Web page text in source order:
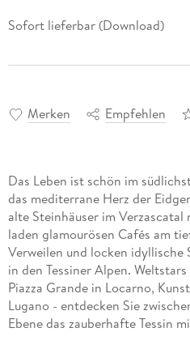
Sofort lieferbar (Download)
Merken Empfehlen
Das Leben ist schön im
das mediterrane Herz der
alte Steinhäuser im
laden glamourösen Cafés am
Verweilen und locken idyllische
in den Tessiner Alpen.
Piazza Grande in Locarno,
Lugano - entdecken Sie
Ebene das zauberhafte Tessin